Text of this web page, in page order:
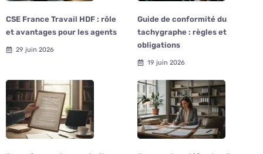
CSE France Travail HDF : rôle
et avantages pour les agents
29 juin 2026
Guide de conformité du
tachygraphe : règles et
obligations
19 juin 2026